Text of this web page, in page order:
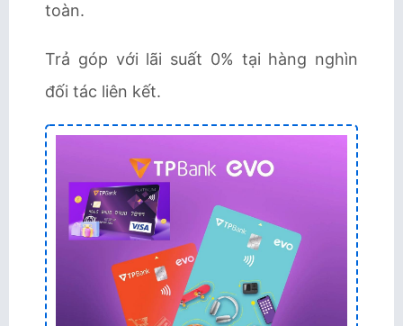
toàn.
Trả góp với lãi suất 0% tại hàng nghìn
đối tác liên kết.